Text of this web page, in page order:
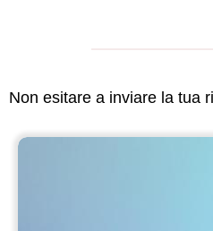
Non esitare a inviare la tua